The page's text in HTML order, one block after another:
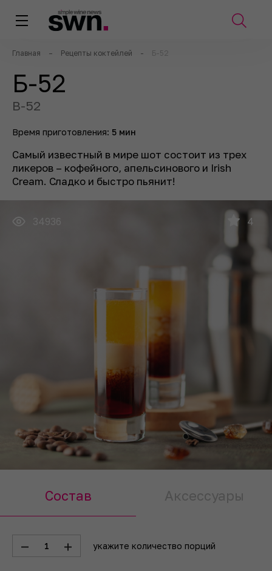
Главная – Рецепты коктейлей - Б-52
Б-52
B-52
34936 4
Самый известный в мире шот состоит из трех
ликеров – кофейного, апельсинового и Irish
Cream. Сладко и быстро пьянит!
Время приготовления: 5 мин
Состав Аксессуары
1 укажите количество порций